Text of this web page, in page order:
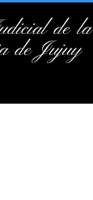
de la
de Jujuy